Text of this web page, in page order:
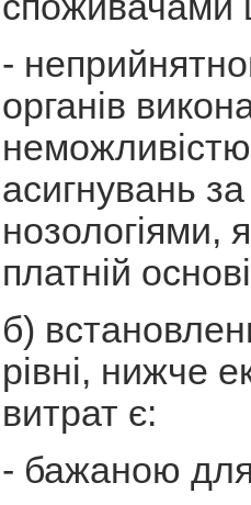
-
органів
асигнувань
нозологіями,
платній
б)
рівні, нижче
витрат є:
- бажаною